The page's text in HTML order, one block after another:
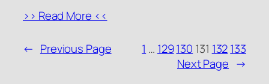
>> Read More <<
← Previous Page 1 … 129130 131 132133
Next Page →